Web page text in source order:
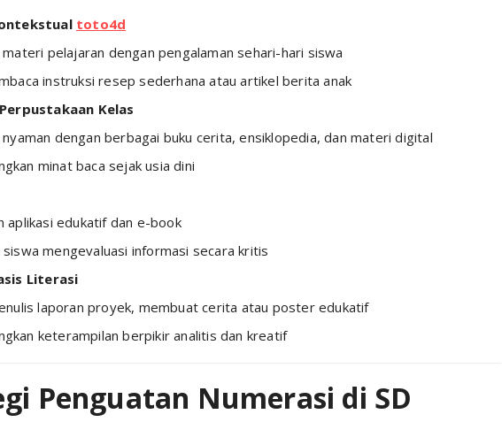
toto4d
pelajaran dengan pengalaman sehari-hari siswa
instruksi resep sederhana atau artikel berita anak
Kelas
nyaman dengan berbagai buku cerita, ensiklopedia, dan materi digital
minat baca sejak usia dini
aplikasi edukatif dan e-book
mengevaluasi informasi secara kritis
Literasi
laporan proyek, membuat cerita atau poster edukatif
keterampilan berpikir analitis dan kreatif
Penguatan Numerasi di SD